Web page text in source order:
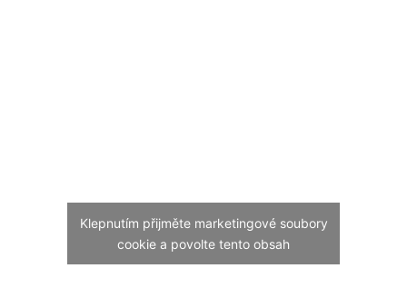
Klepnutím přijměte marketingové soubory
cookie a povolte tento obsah